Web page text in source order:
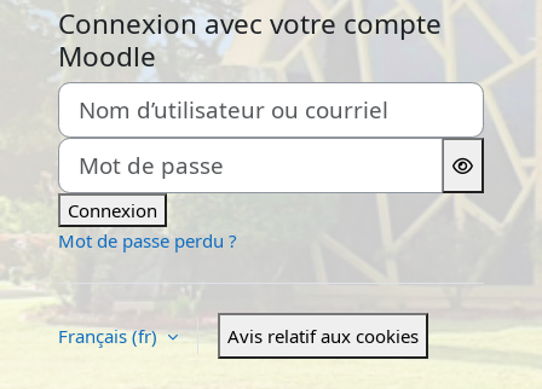
Connexion avec votre compte
Moodle
Nom d’utilisateur ou courriel
Mot de passe
Connexion
Mot de passe perdu ?
Français ‎(fr)‎ Avis relatif aux cookies